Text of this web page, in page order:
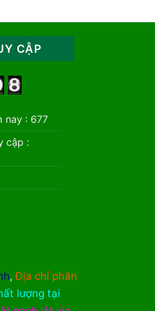
CẬP
nay : 677
cập :
,Địa chỉ phân
lượng tại